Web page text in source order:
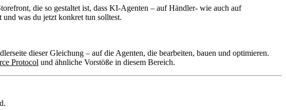
die so gestaltet ist, dass KI-Agenten – auf Händler- wie auch auf
was du jetzt konkret tun solltest.
dieser Gleichung – auf die Agenten, die bearbeiten, bauen und optimieren.
Protocol und ähnliche Vorstöße in diesem Bereich.